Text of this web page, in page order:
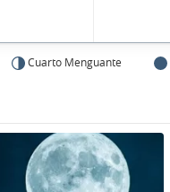
Cuarto Menguante